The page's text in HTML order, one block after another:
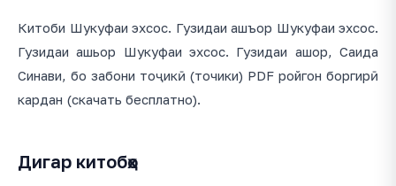
Китоби Шукуфаи эхсос. Гузидаи ашъор Шукуфаи эхсос.
Гузидаи ашьор Шукуфаи эхсос. Гузидаи ашор, Саида
Синави, бо забони тоҷикӣ (точики) PDF ройгон боргирӣ
кардан (скачать бесплатно).
Дигар китобҳо